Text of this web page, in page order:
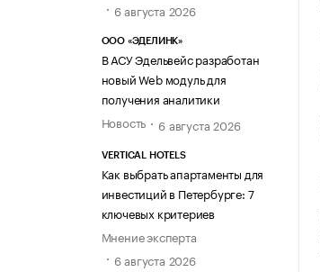
6 августа 2026
ООО «ЭДЕЛИНК»
В АСУ Эдельвейс разработан
новый Web модуль для
получения аналитики
Новость
6 августа 2026
VERTICAL HOTELS
Как выбрать апартаменты для
инвестиций в Петербурге: 7
ключевых критериев
Мнение эксперта
6 августа 2026